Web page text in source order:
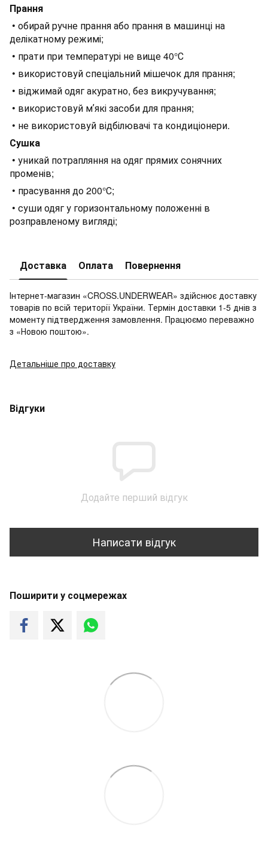
Прання
• обирай ручне прання або прання в машинці на
делікатному режимі;
• прати при температурі не вище 40°С
• використовуй спеціальний мішечок для прання;
• віджимай одяг акуратно, без викручування;
• використовуй мʼякі засоби для прання;
• не використовуй відбілювачі та кондиціонери.
Сушка
• уникай потрапляння на одяг прямих сонячних
променів;
• прасування до 200°С;
• суши одяг у горизонтальному положенні в
розправленому вигляді;
Доставка Оплата Повернення
Інтернет-магазин «CROSS.UNDERWEAR» здійснює доставку
товарів по всій території України. Термін доставки 1-5 днів з
моменту підтвердження замовлення. Працюємо переважно
з «Новою поштою».
Детальніше про доставку
Відгуки
Додайте перший відгук
Написати відгук
Поширити у соцмережах